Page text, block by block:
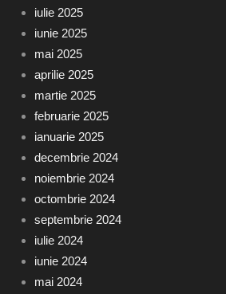
iulie 2025
iunie 2025
mai 2025
aprilie 2025
martie 2025
februarie 2025
ianuarie 2025
decembrie 2024
noiembrie 2024
octombrie 2024
septembrie 2024
iulie 2024
iunie 2024
mai 2024